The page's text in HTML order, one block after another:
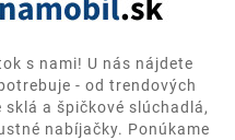
s nami! U nás nájdete
- od trendových
a špičkové slúchadlá,
nabíjačky. Ponúkame